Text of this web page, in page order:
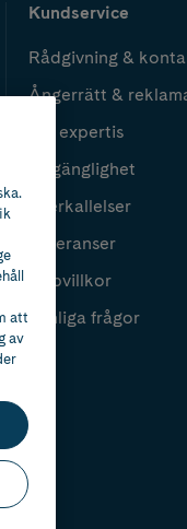
Kundservice
Rådgivning &
Ångerrätt &
Vår expertis
Tillgänglighet
Återkallelser
Leveranser
Köpvillkor
Vanliga frågor
att
av